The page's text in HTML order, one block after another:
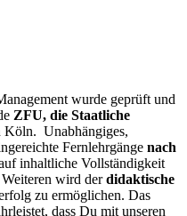
wurde geprüft und
ZFU, die Staatliche
Köln. Unabhängiges,
Fernlehrgänge nach
inhaltliche Vollständigkeit
wird derdidaktische
zu ermöglichen. Das
dass Du mit unseren